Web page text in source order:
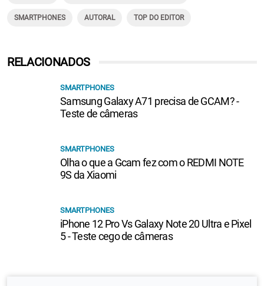
SMARTPHONES AUTORAL TOP DO EDITOR
RELACIONADOS
SMARTPHONES
Samsung Galaxy A71 precisa de GCAM? -
Teste de câmeras
SMARTPHONES
Olha o que a Gcam fez com o REDMI NOTE
9S da Xiaomi
SMARTPHONES
iPhone 12 Pro Vs Galaxy Note 20 Ultra e Pixel
5 - Teste cego de câmeras